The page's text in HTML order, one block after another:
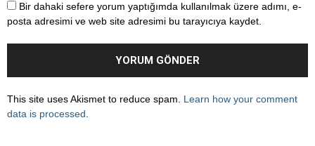
Bir dahaki sefere yorum yaptığımda kullanılmak üzere adımı, e-
posta adresimi ve web site adresimi bu tarayıcıya kaydet.
This site uses Akismet to reduce spam. Learn how your comment
data is processed